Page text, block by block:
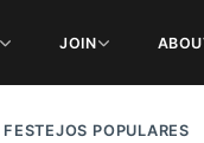
JOIN
FESTEJOS POPULARES